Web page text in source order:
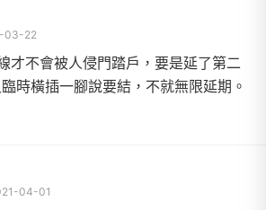
03-22
才不會被人侵門踏戶，要是延了第二
時橫插一腳說要結，不就無限延期。
04-01